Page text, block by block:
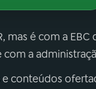
é com a
a
conteúdos